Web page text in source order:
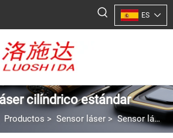
ES
cilíndrico estándar
Productos > Sensor láser >Sensor láser cilíndrico estándar